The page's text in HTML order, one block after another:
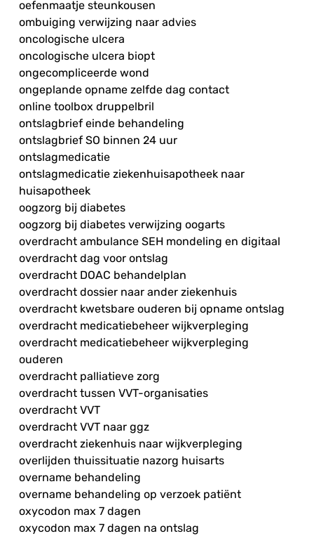
oefenmaatje steunkousen
ombuiging verwijzing naar advies
oncologische ulcera
oncologische ulcera biopt
ongecompliceerde wond
ongeplande opname zelfde dag contact
online toolbox druppelbril
ontslagbrief einde behandeling
ontslagbrief SO binnen 24 uur
ontslagmedicatie
ontslagmedicatie ziekenhuisapotheek naar
huisapotheek
oogzorg bij diabetes
oogzorg bij diabetes verwijzing oogarts
overdracht ambulance SEH mondeling en digitaal
overdracht dag voor ontslag
overdracht DOAC behandelplan
overdracht dossier naar ander ziekenhuis
overdracht kwetsbare ouderen bij opname ontslag
overdracht medicatiebeheer wijkverpleging
overdracht medicatiebeheer wijkverpleging
ouderen
overdracht palliatieve zorg
overdracht tussen VVT-organisaties
overdracht VVT
overdracht VVT naar ggz
overdracht ziekenhuis naar wijkverpleging
overlijden thuissituatie nazorg huisarts
overname behandeling
overname behandeling op verzoek patiënt
oxycodon max 7 dagen
oxycodon max 7 dagen na ontslag